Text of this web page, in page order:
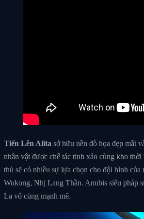
Tiến Lên Alita sở hữu nền đồ họa đẹp mắt
nhân vật được chế tác tinh xảo cùng kho thời
thủ sẽ có nhiều sự lựa chọn cho đội hình
Wukong, Nhị Lang Thần. Anubis siêu pháp
La vô cùng mạnh mẽ.